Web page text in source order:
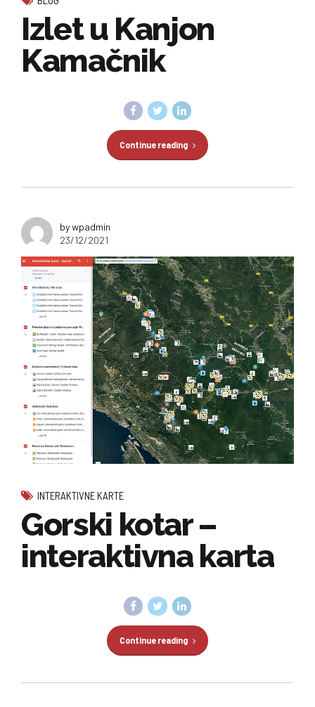
Izlet u Kanjon
Kamačnik
Continue reading
by wpadmin
23/12/2021
INTERAKTIVNE KARTE
Gorski kotar –
interaktivna karta
Continue reading